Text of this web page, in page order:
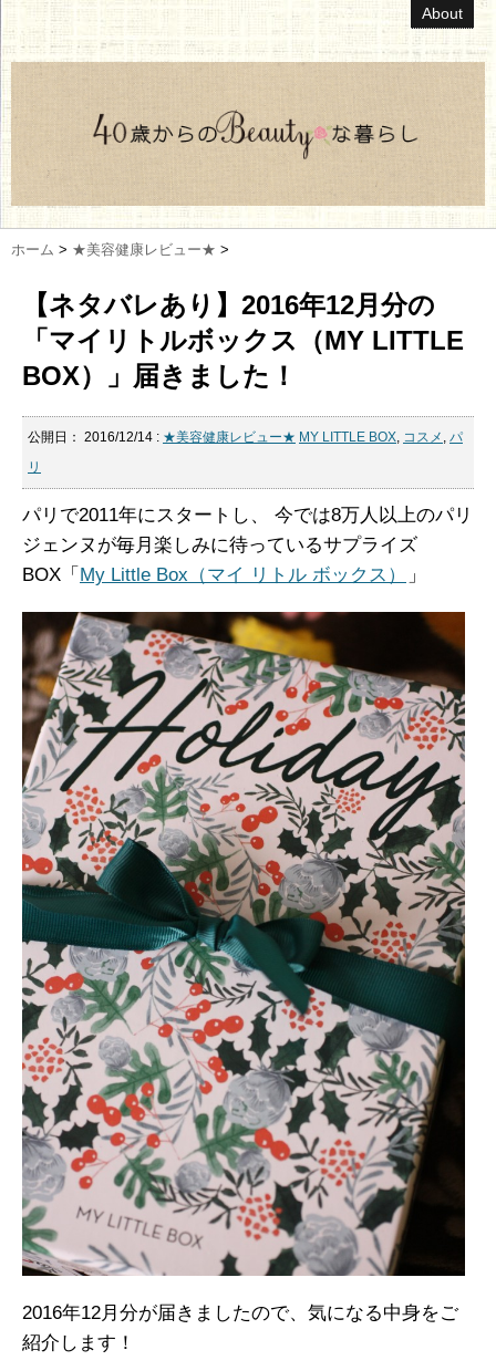
About
ホーム > ★美容健康レビュー★ >
【ネタバレあり】2016年12月分の
「マイリトルボックス（MY LITTLE
BOX）」届きました！
公開日： 2016/12/14 : ★美容健康レビュー★ MY LITTLE BOX, コスメ , パ
リ
パリで2011年にスタートし、 今では8万人以上のパリ
ジェンヌが毎月楽しみに待っているサプライズ
BOX「 My Little Box（マイ リトル ボックス） 」
2016年12月分が届きましたので、気になる中身をご
紹介します！